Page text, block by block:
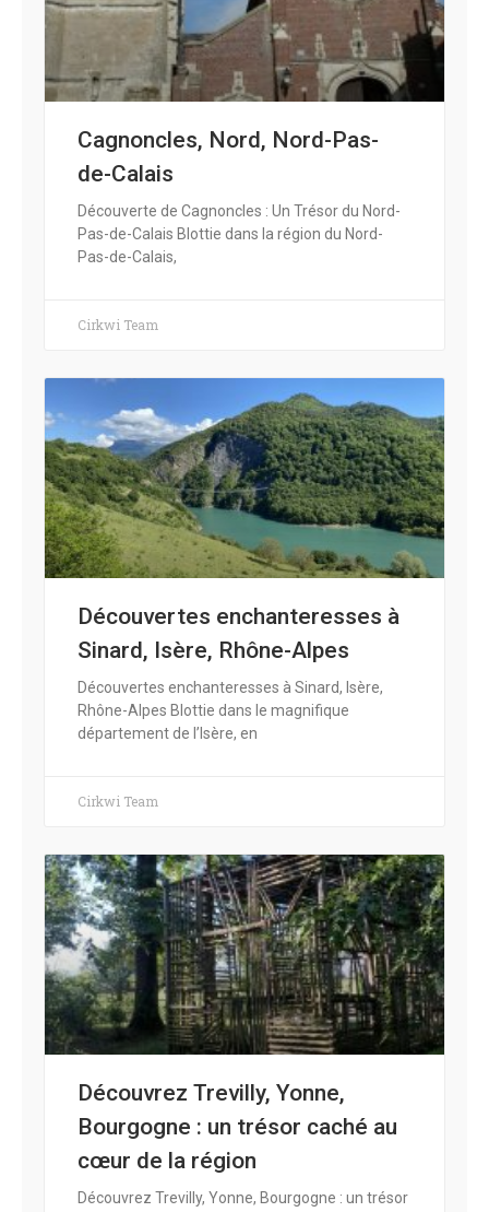
Cagnoncles, Nord, Nord-Pas-
de-Calais
Découverte de Cagnoncles : Un Trésor du Nord-
Pas-de-Calais Blottie dans la région du Nord-
Pas-de-Calais,
Cirkwi Team
Découvertes enchanteresses à
Sinard, Isère, Rhône-Alpes
Découvertes enchanteresses à Sinard, Isère,
Rhône-Alpes Blottie dans le magnifique
département de l’Isère, en
Cirkwi Team
Découvrez Trevilly, Yonne,
Bourgogne : un trésor caché au
cœur de la région
Découvrez Trevilly, Yonne, Bourgogne : un trésor